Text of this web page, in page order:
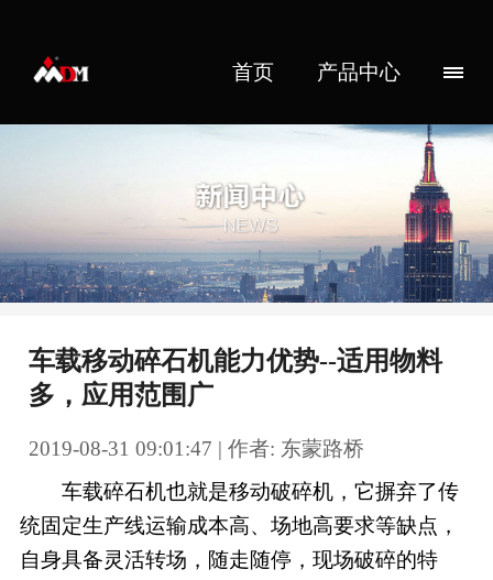
首页 产品中心
车载移动碎石机能力优势--适用物料
多，应用范围广
2019-08-31 09:01:47 | 作者: 东蒙路桥
车载碎石机也就是移动破碎机，它摒弃了传
统固定生产线运输成本高、场地高要求等缺点，
自身具备灵活转场，随走随停，现场破碎的特